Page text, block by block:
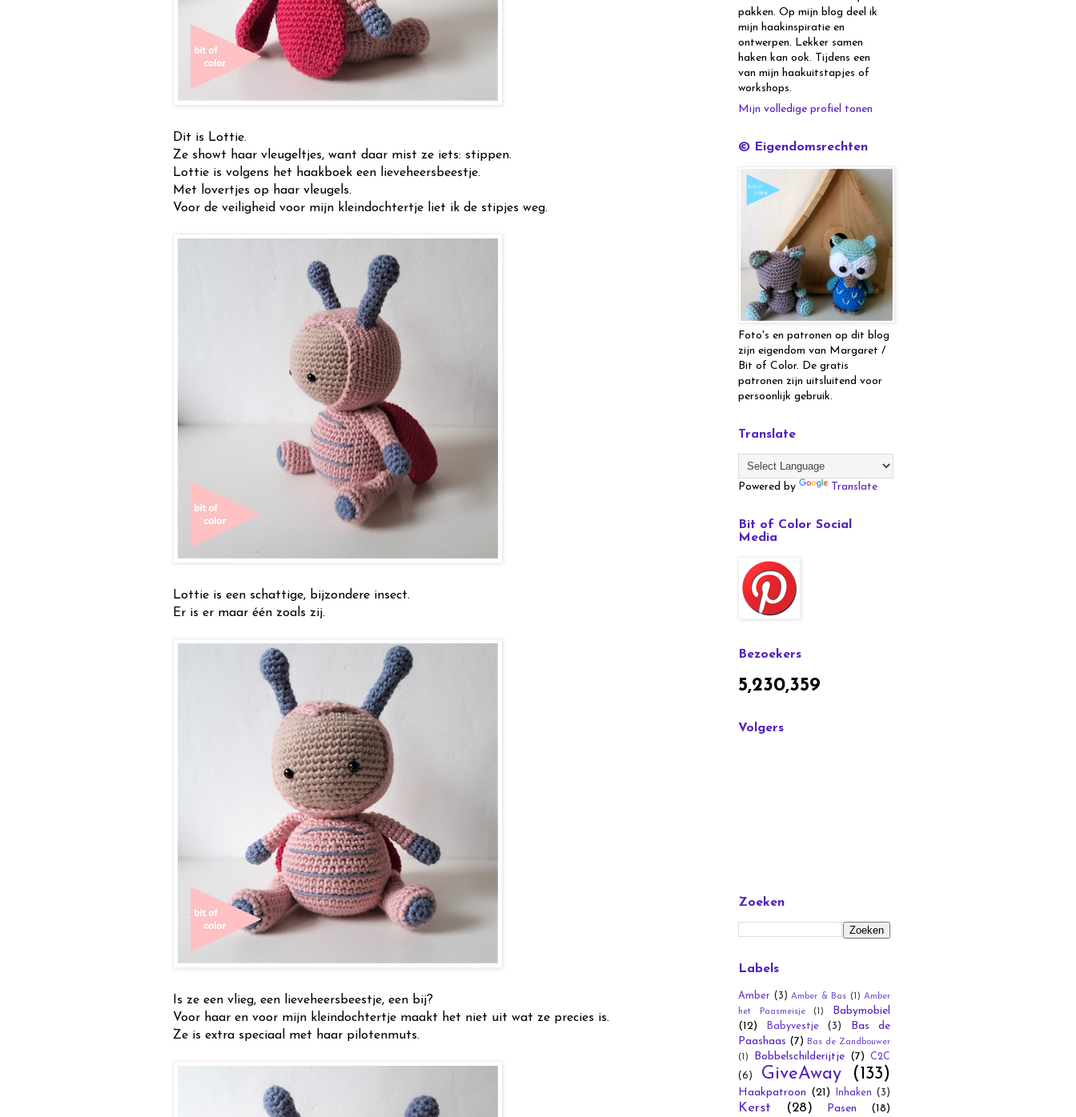
Dit is Lottie.
Ze showt haar vleugeltjes, want daar mist ze iets: stippen.
Lottie is volgens het haakboek een lieveheersbeestje.
Met lovertjes op haar vleugels.
Voor de veiligheid voor mijn kleindochtertje liet ik de stipjes weg.
Lottie is een schattige, bijzondere insect.
Er is er maar één zoals zij.
Is ze een vlieg, een lieveheersbeestje, een bij?
Voor haar en voor mijn kleindochtertje maakt het niet uit wat ze precies is.
Ze is extra speciaal met haar pilotenmuts.
pakken. Op mijn blog deel ik
mijn haakinspiratie en
ontwerpen. Lekker samen
haken kan ook. Tijdens een
van mijn haakuitstapjes of
workshops.
Mijn volledige profiel tonen
© Eigendomsrechten
Foto's en patronen op dit blog
zijn eigendom van Margaret /
Bit of Color. De gratis
patronen zijn uitsluitend voor
persoonlijk gebruik.
Translate
Powered by Translate
Bit of Color Social
Media
Bezoekers
5,230,359
Volgers
Zoeken
Labels
Amber (3) Amber & Bas (1) Amber
het Paasmeisje
(1)
Babymobiel
(12)
Babyvestje (3)
Bas de
Paashaas (7)
Bas de Zandbouwer
(1)
Bobbelschilderijtje (7)
C2C
(6)
GiveAway (133)
Haakpatroon (21) Inhaken (3)
Kerst (28) Pasen (18)